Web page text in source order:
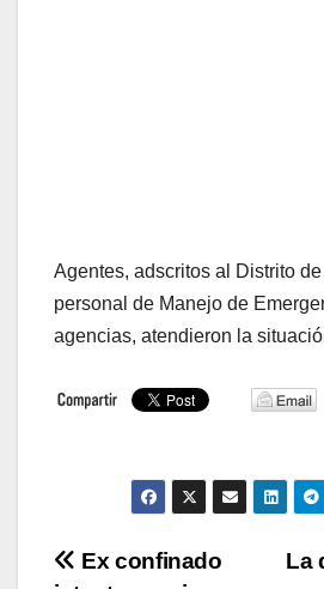
Agentes, adscritos al Distrito
personal de Manejo de
agencias, atendieron la
Navegación
La
Ex confinado